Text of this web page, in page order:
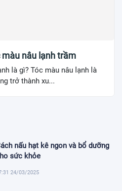
nâu lạnh trầm
là gì? Tóc màu nâu lạnh là
trở thành xu...
nấu hạt kê ngon và bổ dưỡng
sức khỏe
24/03/2025